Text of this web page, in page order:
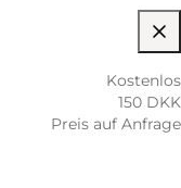
10:00 AM–05:00 PM
10:00 AM–05:00 PM
Kostenlos
150 DKK
Preis auf Anfrage